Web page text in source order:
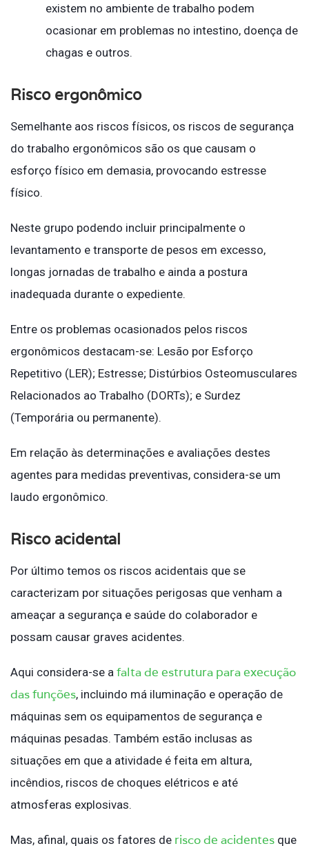
existem no ambiente de trabalho podem
ocasionar em problemas no intestino, doença de
chagas e outros.
Risco ergonômico
Semelhante aos riscos físicos, os riscos de segurança
do trabalho ergonômicos são os que causam o
esforço físico em demasia, provocando estresse
físico.
Neste grupo podendo incluir principalmente o
levantamento e transporte de pesos em excesso,
longas jornadas de trabalho e ainda a postura
inadequada durante o expediente.
Entre os problemas ocasionados pelos riscos
ergonômicos destacam-se: Lesão por Esforço
Repetitivo (LER); Estresse; Distúrbios Osteomusculares
Relacionados ao Trabalho (DORTs); e Surdez
(Temporária ou permanente).
Em relação às determinações e avaliações destes
agentes para medidas preventivas, considera-se um
laudo ergonômico.
Risco acidental
Por último temos os riscos acidentais que se
caracterizam por situações perigosas que venham a
ameaçar a segurança e saúde do colaborador e
possam causar graves acidentes.
Aqui considera-se a falta de estrutura para execução
das funções, incluindo má iluminação e operação de
máquinas sem os equipamentos de segurança e
máquinas pesadas. Também estão inclusas as
situações em que a atividade é feita em altura,
incêndios, riscos de choques elétricos e até
atmosferas explosivas.
Mas, afinal, quais os fatores de risco de acidentes que